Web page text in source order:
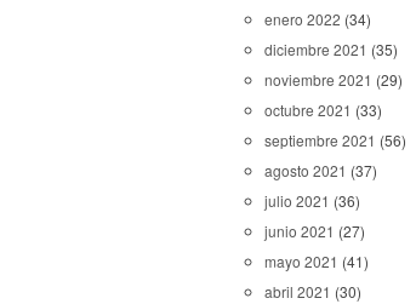
enero 2022 (34)
diciembre 2021 (35)
noviembre 2021 (29)
octubre 2021 (33)
septiembre 2021 (56)
agosto 2021 (37)
julio 2021 (36)
junio 2021 (27)
mayo 2021 (41)
abril 2021 (30)